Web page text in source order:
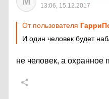
13:06, 15.12.2017
От пользователя
И один человек будет
не человек, а охранное